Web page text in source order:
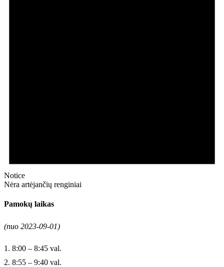
Notice
Nėra artėjančių renginiai
Pamokų laikas
(nuo 2023-09-01)
1. 8:00 – 8:45 val.
2. 8:55 – 9:40 val.